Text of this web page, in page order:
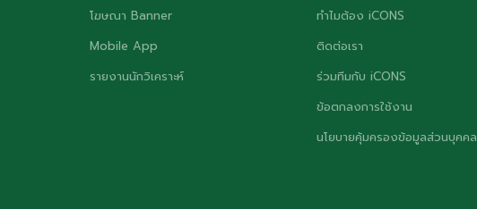
โฆษณา Banner
Mobile App
รายงานนักวิเคราะห์
ทำไมต้อง iCONS
ติดต่อเรา
ร่วมทีมกับ iCONS
ข้อตกลงการใช้งาน
นโยบายคุ้มครองข้อมูลส่วนบุคคล